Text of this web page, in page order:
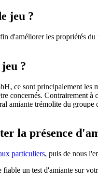
jeu ?
d'améliorer les propriétés
?
ce sont principalement les
concernés. Contrairement à
amiante trémolite du
la présence
particuliers, puis de nous
un test d'amiante sur